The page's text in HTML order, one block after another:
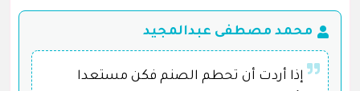
محمد مصطفى عبدالمجيد
إذا أردت أن تحطم الصنم فكن مستعدا